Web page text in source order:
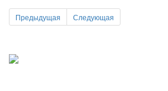
Предыдущая Следующая